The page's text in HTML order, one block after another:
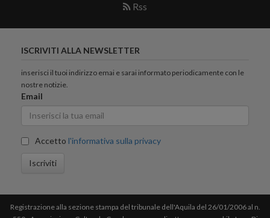
Rss
ISCRIVITI ALLA NEWSLETTER
inserisci il tuoi indirizzo emai e sarai informato periodicamente con le
nostre notizie.
Email
Accetto l'informativa sulla privacy
Iscriviti
Registrazione alla sezione stampa del tribunale dell'Aquila del 26/01/2006 al n.